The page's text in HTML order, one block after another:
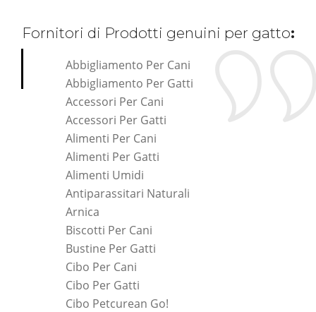
Fornitori di Prodotti genuini per gatto:
Abbigliamento Per Cani
Abbigliamento Per Gatti
Accessori Per Cani
Accessori Per Gatti
Alimenti Per Cani
Alimenti Per Gatti
Alimenti Umidi
Antiparassitari Naturali
Arnica
Biscotti Per Cani
Bustine Per Gatti
Cibo Per Cani
Cibo Per Gatti
Cibo Petcurean Go!